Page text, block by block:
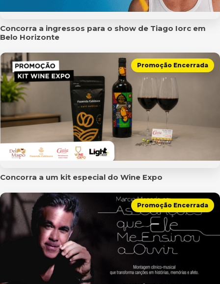
Concorra a ingressos para o show de Tiago Iorc em
Belo Horizonte
Promoção Encerrada
Concorra a um kit especial do Wine Expo
Promoção Encerrada